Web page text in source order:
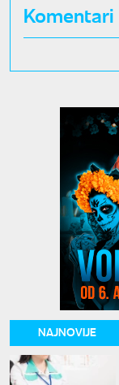
Komentari
NAJNOVIJE